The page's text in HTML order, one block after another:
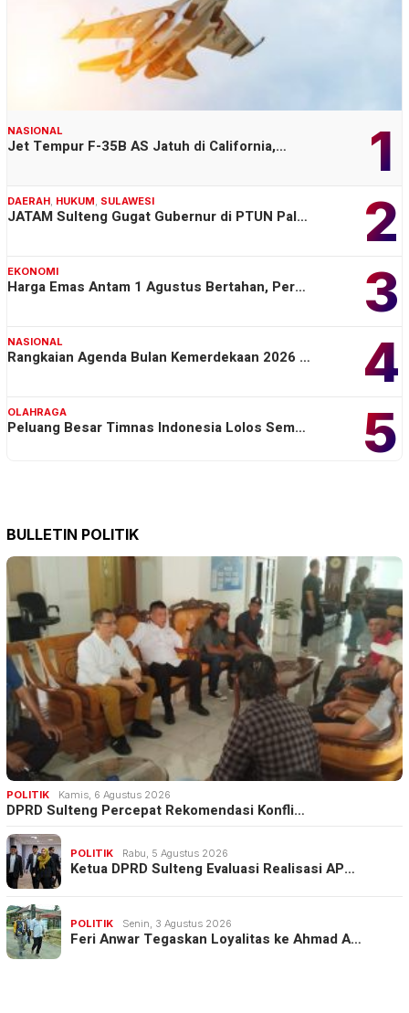
1
NASIONAL
Jet Tempur F-35B AS Jatuh di California,…
2
DAERAH, HUKUM, SULAWESI
JATAM Sulteng Gugat Gubernur di PTUN Pal…
3
EKONOMI
Harga Emas Antam 1 Agustus Bertahan, Per…
4
NASIONAL
Rangkaian Agenda Bulan Kemerdekaan 2026 …
5
OLAHRAGA
Peluang Besar Timnas Indonesia Lolos Sem…
BULLETIN POLITIK
POLITIK Kamis, 6 Agustus 2026
DPRD Sulteng Percepat Rekomendasi Konfli…
POLITIK Rabu, 5 Agustus 2026
Ketua DPRD Sulteng Evaluasi Realisasi AP…
POLITIK Senin, 3 Agustus 2026
Feri Anwar Tegaskan Loyalitas ke Ahmad A…